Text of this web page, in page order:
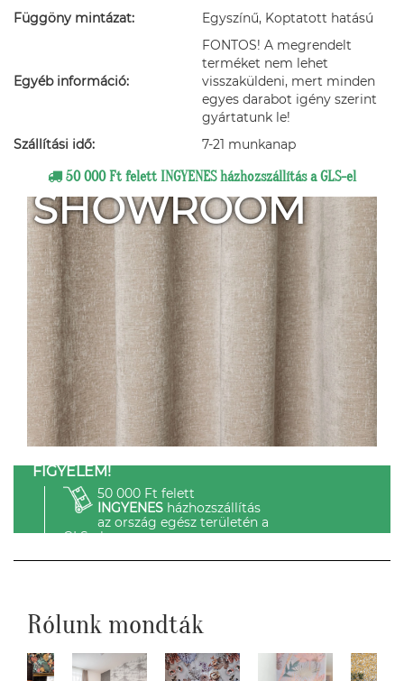
Függöny mintázat:
Egyszínű, Koptatott hatású
Egyéb információ:
FONTOS! A megrendelt
terméket nem lehet
visszaküldeni, mert minden
egyes darabot igény szerint
gyártatunk le!
Szállítási idő:
7-21 munkanap
50 000 Ft felett INGYENES házhozszállítás a GLS-el
SHOWROOM
FIGYELEM!
50 000 Ft felett
INGYENESházhozszállítás
az ország egész területén a
GLS-el.
Rólunk mondták